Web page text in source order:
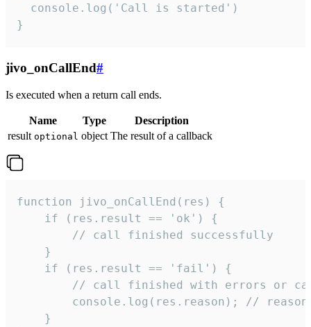
  console.log('Call is started')
}
jivo_onCallEnd#
Is executed when a return call ends.
Name Type
Description
result optional object The result of a callback
function jivo_onCallEnd(res) {
    if (res.result == 'ok') {
        // call finished successfully
    }
    if (res.result == 'fail') {
// call finished with errors or
console.log(res.reason); //
    }